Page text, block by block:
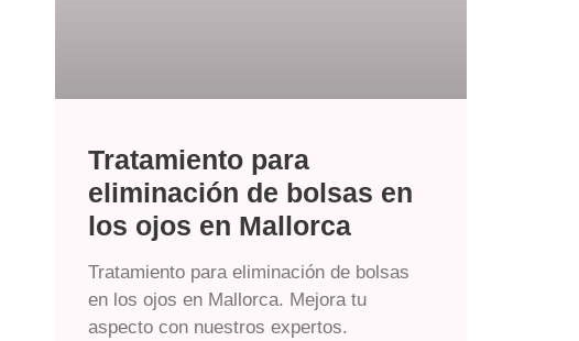
Tratamiento para
eliminación de bolsas en
los ojos en Mallorca
Tratamiento para eliminación de bolsas
en los ojos en Mallorca. Mejora tu
aspecto con nuestros expertos.